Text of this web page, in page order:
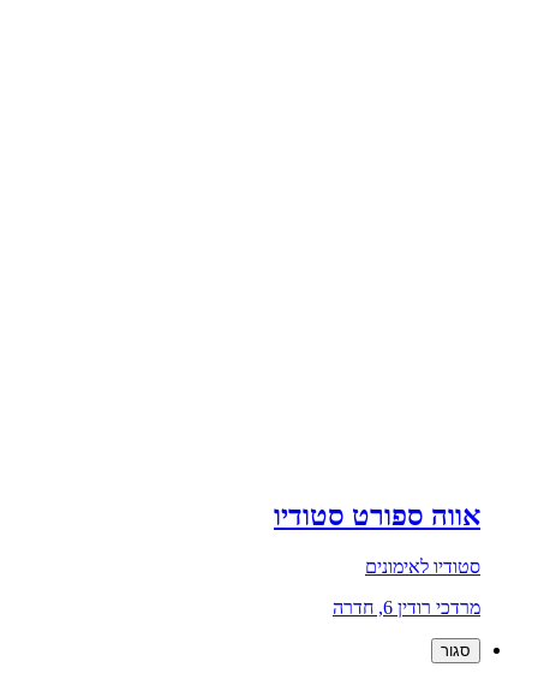
אווה ספורט סטודיו
סטודיו לאימונים
מרדכי רודין 6, חדרה
סגור